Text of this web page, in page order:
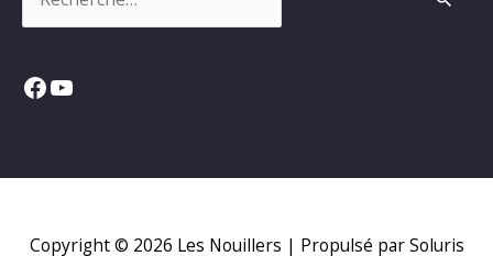
Facebook
YouTube
Copyright © 2026 Les Nouillers | Propulsé par Soluris